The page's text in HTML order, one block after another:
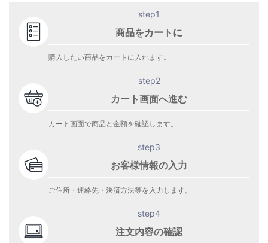
step1
商品をカートに
購入したい商品をカートに入れます。
step2
カート画面へ進む
カート画面で商品と金額を確認します。
step3
お客様情報の入力
ご住所・連絡先・決済方法等を入力します。
step4
注文内容の確認